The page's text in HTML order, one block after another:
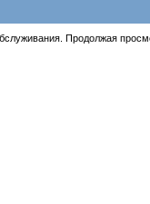
Продолжая